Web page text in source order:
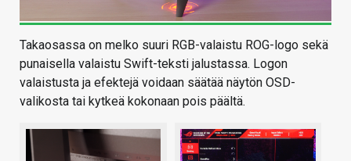
Takaosassa on melko suuri RGB-valaistu ROG-logo sekä
punaisella valaistu Swift-teksti jalustassa. Logon
valaistusta ja efektejä voidaan säätää näytön OSD-
valikosta tai kytkeä kokonaan pois päältä.